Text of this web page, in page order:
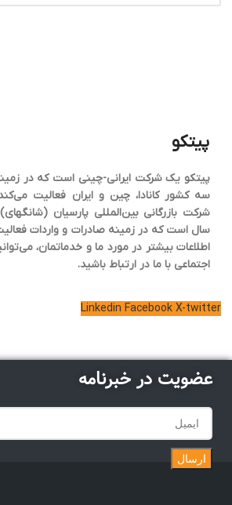
پیتکو
پیتکو یک شرکت ایرانی-چینی است که در
سه کشور کانادا، چین و ایران فعالیت
سال است که در زمینه صادرات و واردات
اطلاعات بیشتر در مورد ما و خدماتمان،
اجتماعی با ما در ارتباط باشید.
Linkedin Facebook X-twitter
عضویت در خبرنامه
ارسال